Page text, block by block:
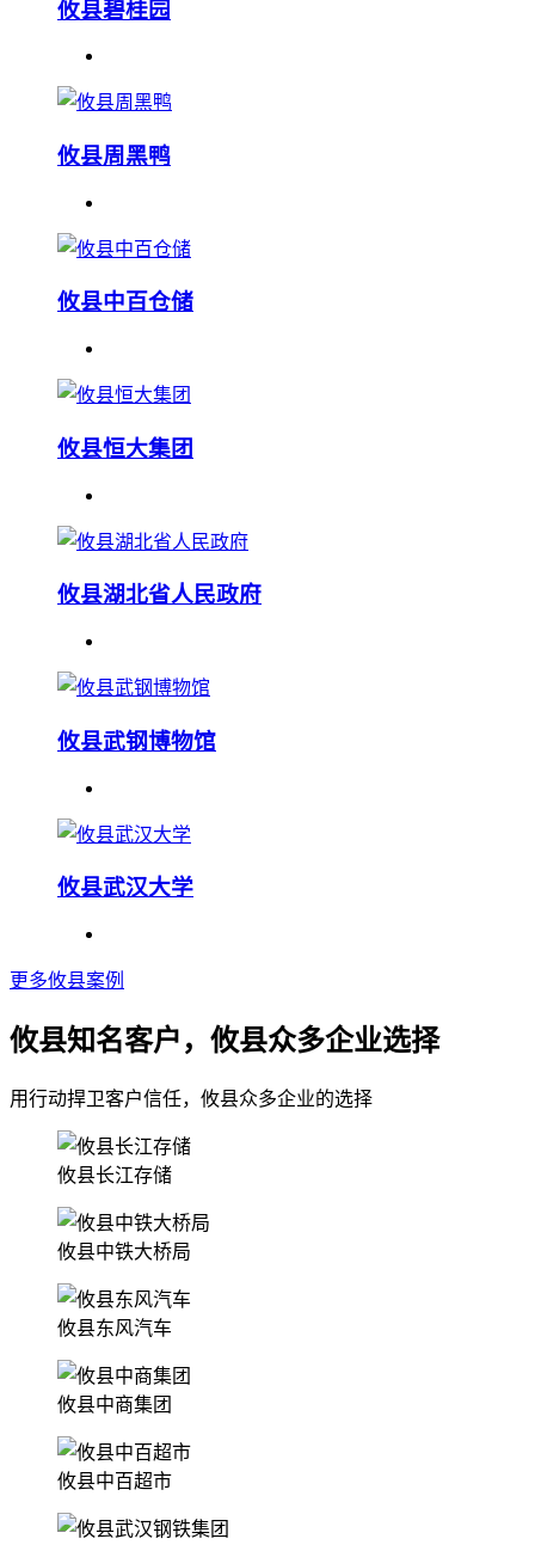
攸县碧桂园
攸县周黑鸭
攸县中百仓储
攸县恒大集团
攸县湖北省人民政府
攸县武钢博物馆
攸县武汉大学
更多攸县案例
攸县知名客户，攸县众多企业选择
用行动捍卫客户信任，攸县众多企业的选择
攸县长江存储
攸县中铁大桥局
攸县东风汽车
攸县中商集团
攸县中百超市